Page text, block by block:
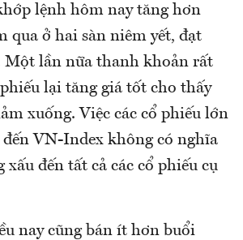
lệnh hôm nay tăng hơn
qua ở hai sàn niêm yết, đạt
Một lần nữa thanh khoản rất
lại tăng giá tốt cho thấy
xuống. Việc các cổ phiếu lớn
VN-Index không có nghĩa
xấu đến tất cả các cổ phiếu cụ
nay cũng bán ít hơn buổi